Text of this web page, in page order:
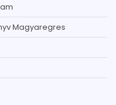
Magyaregres